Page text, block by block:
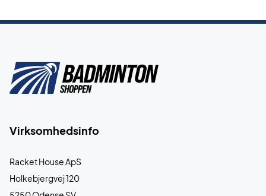
Virksomhedsinfo
Racket House ApS
Holkebjergvej 120